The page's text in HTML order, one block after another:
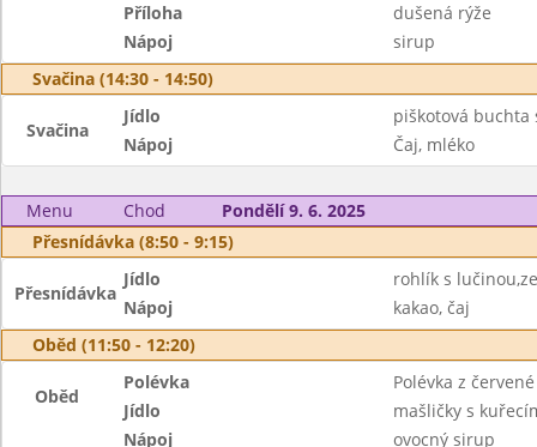
Příloha
dušená rýže
Nápoj
sirup
Svačina (14:30 - 14:50)
Svačina
Jídlo
piškotová buchta
Nápoj
Čaj, mléko
Menu Chod
Pondělí 9. 6. 2025
Přesnídávka (8:50 - 9:15)
Přesnídávka
Jídlo
rohlík s
Nápoj
kakao, čaj
Oběd (11:50 - 12:20)
Oběd
Polévka
Polévka z
Jídlo
mašličky s
Nápoj
ovocný sirup